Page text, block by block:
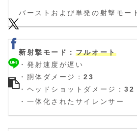
バーストおよび単発の射撃モー
新射撃モード： フルオート
・発射速度が遅い
・胴体ダメージ：23
・ヘッドショットダメージ：32
・一体化されたサイレンサー